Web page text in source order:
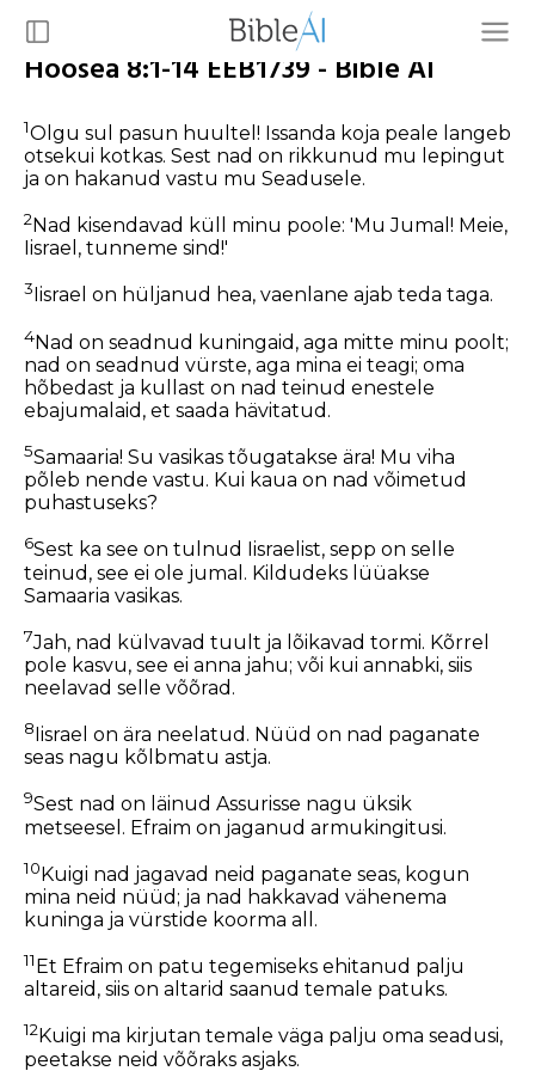
Hoosea 8:1-14 EEB1739 - Bible AI
1Olgu sul pasun huultel! Issanda koja peale langeb
otsekui kotkas. Sest nad on rikkunud mu lepingut
ja on hakanud vastu mu Seadusele.
2 Nad kisendavad küll minu poole: 'Mu Jumal! Meie,
Iisrael, tunneme sind!'
3 Iisrael on hüljanud hea, vaenlane ajab teda taga.
4Nad on seadnud kuningaid, aga mitte minu poolt;
nad on seadnud vürste, aga mina ei teagi; oma
hõbedast ja kullast on nad teinud enestele
ebajumalaid, et saada hävitatud.
5Samaaria! Su vasikas tõugatakse ära! Mu viha
põleb nende vastu. Kui kaua on nad võimetud
puhastuseks?
6Sest ka see on tulnud Iisraelist, sepp on selle
teinud, see ei ole jumal. Kildudeks lüüakse
Samaaria vasikas.
7Jah, nad külvavad tuult ja lõikavad tormi. Kõrrel
pole kasvu, see ei anna jahu; või kui annabki, siis
neelavad selle võõrad.
8 Iisrael on ära neelatud. Nüüd on nad paganate
seas nagu kõlbmatu astja.
9Sest nad on läinud Assurisse nagu üksik
metseesel. Efraim on jaganud armukingitusi.
10Kuigi nad jagavad neid paganate seas, kogun
mina neid nüüd; ja nad hakkavad vähenema
kuninga ja vürstide koorma all.
11 Et Efraim on patu tegemiseks ehitanud palju
altareid, siis on altarid saanud temale patuks.
12Kuigi ma kirjutan temale väga palju oma seadusi,
peetakse neid võõraks asjaks.